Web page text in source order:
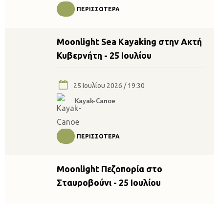
ΠΕΡΙΣΣΌΤΕΡΑ
Moonlight Sea Kayaking στην Ακτή
Κυβερνήτη - 25 Ιουλίου
25 Ιουλίου 2026 / 19:30
Kayak-Canoe
ΠΕΡΙΣΣΌΤΕΡΑ
Moonlight Πεζοπορία στο
Σταυροβούνι - 25 Ιουλίου